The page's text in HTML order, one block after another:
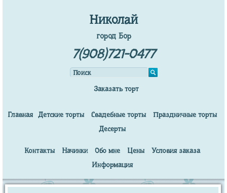
Николай
город Бор
7(908)721-0477
Заказать торт
Главная Детские торты Свадебные торты
Праздничные торты
Десерты
Контакты Начинки Обо мне Цены
Условия заказа
Информация